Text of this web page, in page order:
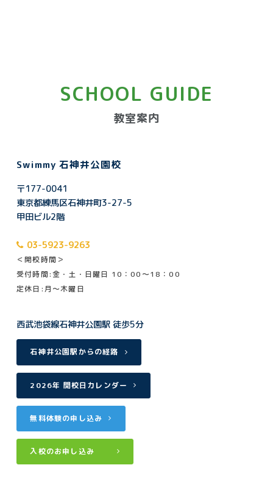
SCHOOL GUIDE
教室案内
Swimmy 石神井公園校
〒177-0041
東京都練馬区石神井町3-27-5
甲田ビル2階
03-5923-9263
＜開校時間＞
受付時間:金・土・日曜日 10：00～18：00
定休日:月〜木曜日
西武池袋線石神井公園駅 徒歩5分
石神井公園駅からの経路
2026年 開校日カレンダー
無料体験の申し込み
入校のお申し込み